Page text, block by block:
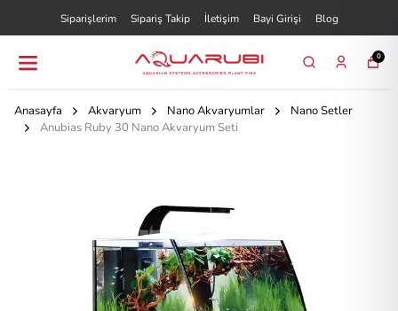
Siparişlerim Sipariş Takip İletişim Bayi Girişi Blog
0
Anasayfa Akvaryum Nano Akvaryumlar
Nano Setler
Anubias Ruby 30 Nano Akvaryum Seti